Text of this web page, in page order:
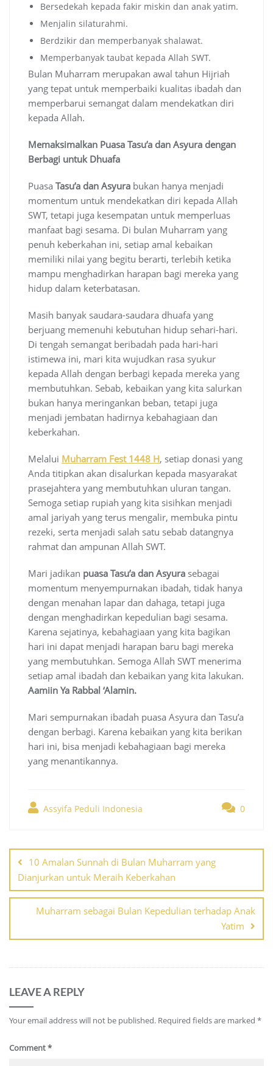
Bersedekah kepada fakir miskin dan anak yatim.
Menjalin silaturahmi.
Berdzikir dan memperbanyak shalawat.
Memperbanyak taubat kepada Allah SWT.
Bulan Muharram merupakan awal tahun Hijriah
yang tepat untuk memperbaiki kualitas ibadah dan
memperbarui semangat dalam mendekatkan diri
kepada Allah.
Memaksimalkan Puasa Tasu’a dan Asyura dengan
Berbagi untuk Dhuafa
Puasa Tasu’a dan Asyura bukan hanya menjadi
momentum untuk mendekatkan diri kepada Allah
SWT, tetapi juga kesempatan untuk memperluas
manfaat bagi sesama. Di bulan Muharram yang
penuh keberkahan ini, setiap amal kebaikan
memiliki nilai yang begitu berarti, terlebih ketika
mampu menghadirkan harapan bagi mereka yang
hidup dalam keterbatasan.
Masih banyak saudara-saudara dhuafa yang
berjuang memenuhi kebutuhan hidup sehari-hari.
Di tengah semangat beribadah pada hari-hari
istimewa ini, mari kita wujudkan rasa syukur
kepada Allah dengan berbagi kepada mereka yang
membutuhkan. Sebab, kebaikan yang kita salurkan
bukan hanya meringankan beban, tetapi juga
menjadi jembatan hadirnya kebahagiaan dan
keberkahan.
Melalui Muharram Fest 1448 H, setiap donasi yang
Anda titipkan akan disalurkan kepada masyarakat
prasejahtera yang membutuhkan uluran tangan.
Semoga setiap rupiah yang kita sisihkan menjadi
amal jariyah yang terus mengalir, membuka pintu
rezeki, serta menjadi salah satu sebab datangnya
rahmat dan ampunan Allah SWT.
Mari jadikan puasa Tasu’a dan Asyura sebagai
momentum menyempurnakan ibadah, tidak hanya
dengan menahan lapar dan dahaga, tetapi juga
dengan menghadirkan kepedulian bagi sesama.
Karena sejatinya, kebahagiaan yang kita bagikan
hari ini dapat menjadi harapan baru bagi mereka
yang membutuhkan. Semoga Allah SWT menerima
setiap amal ibadah dan kebaikan yang kita lakukan.
Aamiin Ya Rabbal ‘Alamin.
Mari sempurnakan ibadah puasa Asyura dan Tasu’a
dengan berbagi. Karena kebaikan yang kita berikan
hari ini, bisa menjadi kebahagiaan bagi mereka
yang menantikannya.
Assyifa Peduli Indonesia 0
navigation
10 Amalan Sunnah di Bulan Muharram yang
Dianjurkan untuk Meraih Keberkahan
Muharram sebagai Bulan Kepedulian terhadap Anak
Yatim
LEAVE A REPLY
Your email address will not be published. Required fields are marked *
Comment*